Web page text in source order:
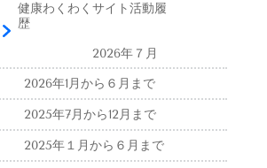
健康わくわくサイト活動履
歴
2026年７月
2026年1月から６月まで
2025年7月から12月まで
2025年１月から６月まで